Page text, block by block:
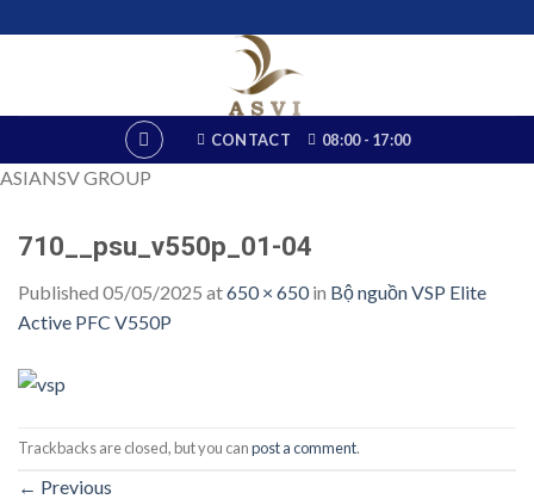
CONTACT 08:00 - 17:00
ASIANSV GROUP
710__psu_v550p_01-04
Published 05/05/2025 at650 × 650in Bộ nguồn VSP Elite
Active PFC V550P
Trackbacks are closed, but you canpost a comment.
← Previous